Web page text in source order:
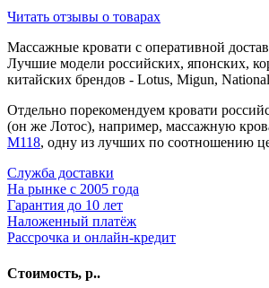
Читать отзывы о товарах
Массажные кровати с оперативной
Лучшие модели российских, японских,
китайских брендов - Lotus, Migun,
Отдельно порекомендуем кровати
(он же Лотос), например, массажную
M118, одну из лучших по соотношению
Cлужба доставки
На рынке с 2005 года
Гарантия до 10 лет
Наложенный платёж
Рассрочка и онлайн-кредит
Стоимость, р..